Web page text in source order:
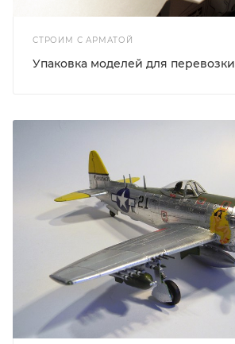
СТРОИМ С АРМАТОЙ
Упаковка моделей для перевозки